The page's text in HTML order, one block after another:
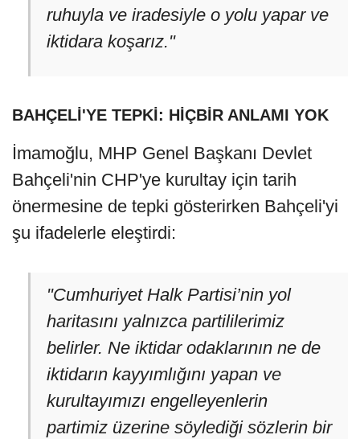
ruhuyla ve iradesiyle o yolu yapar ve
iktidara koşarız."
BAHÇELİ'YE TEPKİ: HİÇBİR ANLAMI YOK
İmamoğlu, MHP Genel Başkanı Devlet
Bahçeli'nin CHP'ye kurultay için tarih
önermesine de tepki gösterirken Bahçeli'yi
şu ifadelerle eleştirdi:
"Cumhuriyet Halk Partisi’nin yol
haritasını yalnızca partililerimiz
belirler. Ne iktidar odaklarının ne de
iktidarın kayyımlığını yapan ve
kurultayımızı engelleyenlerin
partimiz üzerine söylediği sözlerin bir